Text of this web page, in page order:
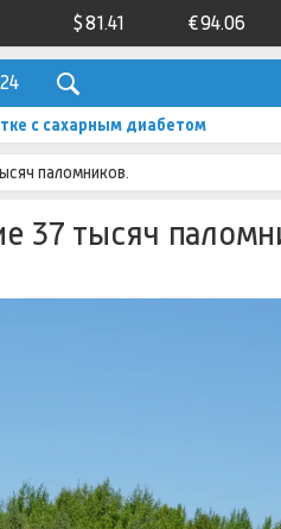
$81.41 €94.06
с сахарным диабетом
паломников.
37 тысяч